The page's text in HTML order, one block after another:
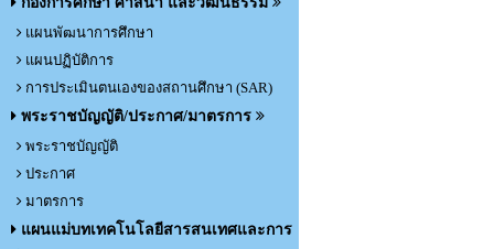
แผนพัฒนาการศึกษา
แผนปฏิบัติการ
การประเมินตนเองของสถานศึกษา (SAR)
พระราชบัญญัติ/ประกาศ/มาตรการ
พระราชบัญญัติ
ประกาศ
มาตรการ
แผนแม่บทเทคโนโลยีสารสนเทศและการ